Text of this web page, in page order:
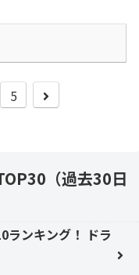
5
次
（過去30日
ランキング！ ドラ